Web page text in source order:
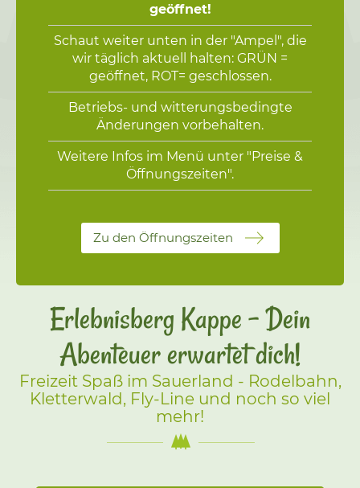
geöffnet!
Schaut weiter unten in der "Ampel", die
wir täglich aktuell halten: GRÜN =
geöffnet, ROT= geschlossen.
Betriebs- und witterungsbedingte
Änderungen vorbehalten.
Weitere Infos im Menü unter "Preise &
Öffnungszeiten".
Zu den Öffnungszeiten
Erlebnisberg Kappe - Dein
Abenteuer erwartet dich!
Freizeit Spaß im Sauerland - Rodelbahn,
Kletterwald, Fly-Line und noch so viel
mehr!